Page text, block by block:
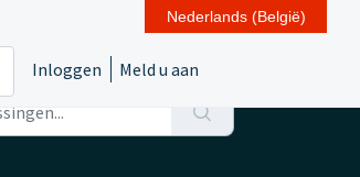
Inloggen
Meld u aan
Nederlands (België)